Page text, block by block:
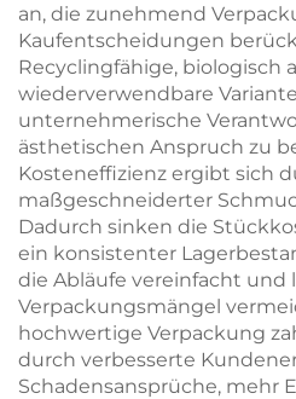
an, die zunehmend
Kaufentscheidungen
Recyclingfähige, biologisch
wiederverwendbare
unternehmerische
ästhetischen Anspruch zu
Kosteneffizienz ergibt sich
maßgeschneiderter
Dadurch sinken die
ein konsistenter
die Abläufe vereinfacht und
Verpackungsmängel
hochwertige Verpackung
durch verbesserte
Schadensansprüche, mehr